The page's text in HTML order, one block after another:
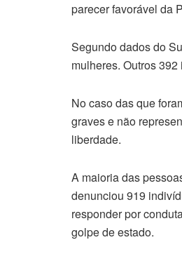
parecer favorável da
Segundo dados do
mulheres. Outros
No caso das que
graves e não
liberdade.
A maioria das
denunciou 919
responder por
golpe de estado.